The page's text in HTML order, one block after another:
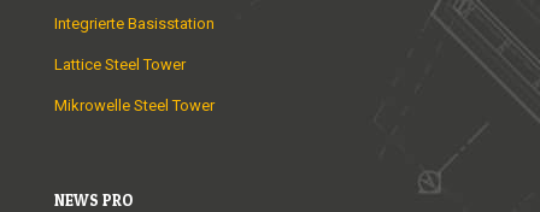
Integrierte Basisstation
Lattice Steel Tower
Mikrowelle Steel Tower
NEWS PRO